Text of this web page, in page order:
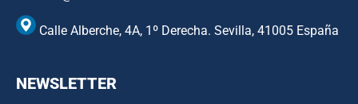
Calle Alberche, 4A, 1º Derecha. Sevilla, 41005 España
NEWSLETTER